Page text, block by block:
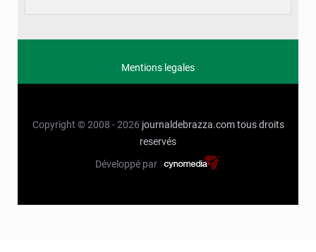
Mentions legales
Copyright © 2008 - 2026 journaldebrazza.com tous droits
reservés
Développé par